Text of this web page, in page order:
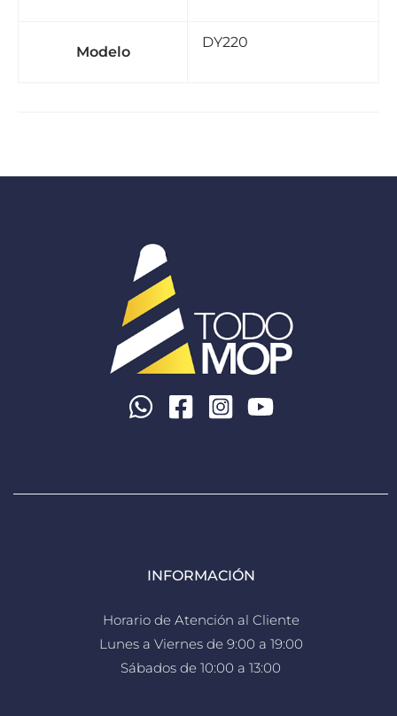
Modelo
DY220
INFORMACIÓN
Horario de Atención al Cliente
Lunes a Viernes de 9:00 a 19:00
Sábados de 10:00 a 13:00